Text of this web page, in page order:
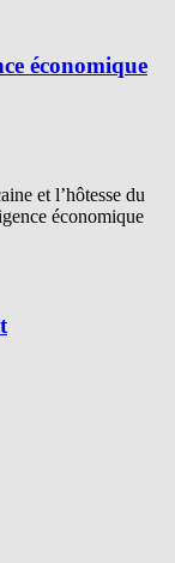
économique
et l’hôtesse du
économique